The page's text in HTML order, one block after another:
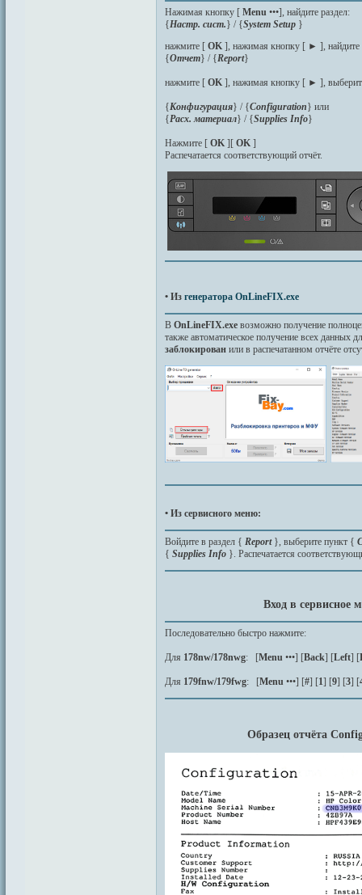
Нажимая кнопку [ Мenu•••], найдите раздел:
{Настр. сист.} / {System Setup }
нажмите [ OK], нажимая кнопку [ ►], найдите
{Отчет} / {Report}
нажмите [ OK], нажимая кнопку [ ►],
{Конфигурация} / {Configuration} или
{Расх. материал} / {Supplies Info}
Нажмите [ OK][ OK]
Распечатается соответствующий отчёт.
• Изгенератора OnLineFIX.exe
BOnLineFIX.exe возможно получение
также автоматическое получение всех данных
заблокирован или в распечатанном отчёте
• Из сервисного меню:
Войдите в раздел {Report}, выберите пункт {
{Supplies Info }. Распечатается
Вход в сервисное
Последовательно быстро нажмите:
Для 178nw/178nwg: [Menu •••] [Back] [Left] [
Для 179fnw/179fwg: [Menu •••] [#] [1] [9] [3] [
Образец отчёта